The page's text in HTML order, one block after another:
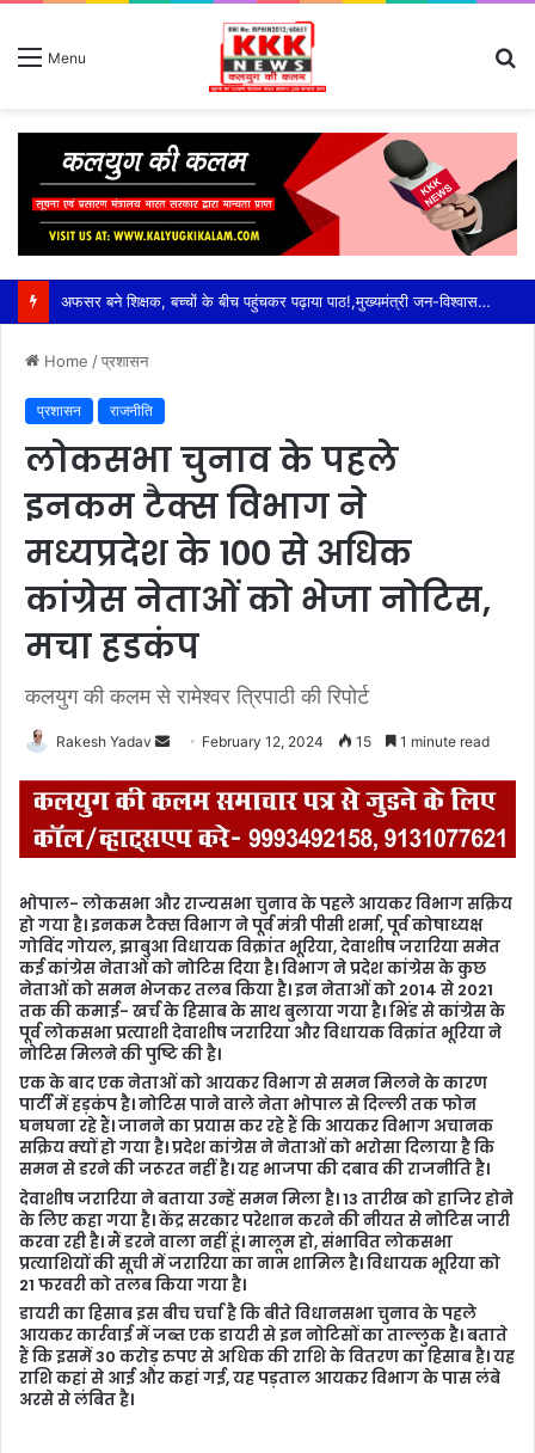
Menu
अफसर बने शिक्षक, बच्चों के बीच पहुंचकर पढ़ाया पाठ!,मुख्यमंत्री जन-विश्वास अभियान में स्कूलों का औचक जायजा—एडीशनल सीईओ अनुराग मोदी ने विद्यार्थियों से किया सीधा संवाद,पढ़ाई के साथ योग, व्यायाम और खेलकूद पर दिया जोर; मध्यान्ह भोजन चखकर परखी गुणवत्ता
Home /प्रशासन
प्रशासन राजनीति
लोकसभा चुनाव के पहले
इनकम टैक्स विभाग ने
मध्यप्रदेश के 100 से अधिक
कांग्रेस नेताओं को भेजा नोटिस,
मचा हडकंप
कलयुग की कलम से रामेश्वर त्रिपाठी की रिपोर्ट
Rakesh Yadav
n
d
a
e
m
a
i
l
February 12, 2024 15 1 minute read
भोपाल- लोकसभा और राज्यसभा चुनाव के पहले आयकर विभाग सक्रिय
हो गया है। इनकम टैक्स विभाग ने पूर्व मंत्री पीसी शर्मा, पूर्व कोषाध्यक्ष
गोविंद गोयल, झाबुआ विधायक विक्रांत भूरिया, देवाशीष जरारिया समेत
कई कांग्रेस नेताओं को नोटिस दिया है। विभाग ने प्रदेश कांग्रेस के कुछ
नेताओं को समन भेजकर तलब किया है। इन नेताओं को 2014 से 2021
तक की कमाई- खर्च के हिसाब के साथ बुलाया गया है। भिंड से कांग्रेस के
पूर्व लोकसभा प्रत्याशी देवाशीष जरारिया और विधायक विक्रांत भूरिया ने
नोटिस मिलने की पुष्टि की है।
एक के बाद एक नेताओं को आयकर विभाग से समन मिलने के कारण
पार्टी में हड़कंप है। नोटिस पाने वाले नेता भोपाल से दिल्ली तक फोन
घनघना रहे हैं। जानने का प्रयास कर रहे हैं कि आयकर विभाग अचानक
सक्रिय क्यों हो गया है। प्रदेश कांग्रेस ने नेताओं को भरोसा दिलाया है कि
समन से डरने की जरूरत नहीं है। यह भाजपा की दबाव की राजनीति है।
देवाशीष जरारिया ने बताया उन्हें समन मिला है। 13 तारीख को हाजिर होने
के लिए कहा गया है। केंद्र सरकार परेशान करने की नीयत से नोटिस जारी
करवा रही है। मैं डरने वाला नहीं हूं। मालूम हो, संभावित लोकसभा
प्रत्याशियों की सूची में जरारिया का नाम शामिल है। विधायक भूरिया को
21 फरवरी को तलब किया गया है।
डायरी का हिसाब इस बीच चर्चा है कि बीते विधानसभा चुनाव के पहले
आयकर कार्रवाई में जब्त एक डायरी से इन नोटिसों का ताल्लुक है। बताते
हैं कि इसमें 30 करोड़ रुपए से अधिक की राशि के वितरण का हिसाब है। यह
राशि कहां से आई और कहां गई, यह पड़ताल आयकर विभाग के पास लंबे
अरसे से लंबित है।